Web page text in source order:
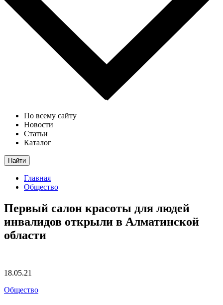
По всему сайту
Новости
Статьи
Каталог
Найти
Главная
Общество
Первый салон красоты для людей
инвалидов открыли в Алматинской
области
18.05.21
Общество